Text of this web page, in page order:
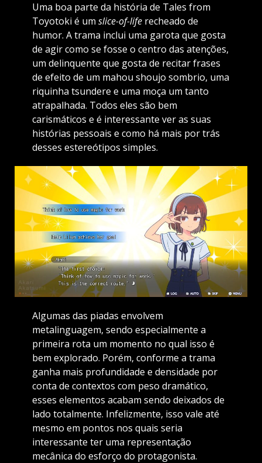
Uma boa parte da história de Tales from
Toyotoki é um slice-of-liferecheado de
humor. A trama inclui uma garota que gosta
de agir como se fosse o centro das atenções,
um delinquente que gosta de recitar frases
de efeito de um mahou shoujo sombrio, uma
riquinha tsundere e uma moça um tanto
atrapalhada. Todos eles são bem
carismáticos e é interessante ver as suas
histórias pessoais e como há mais por trás
desses estereótipos simples.
Algumas das piadas envolvem
metalinguagem, sendo especialmente a
primeira rota um momento no qual isso é
bem explorado. Porém, conforme a trama
ganha mais profundidade e densidade por
conta de contextos com peso dramático,
esses elementos acabam sendo deixados de
lado totalmente. Infelizmente, isso vale até
mesmo em pontos nos quais seria
interessante ter uma representação
mecânica do esforço do protagonista.